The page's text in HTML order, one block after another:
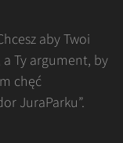
aby Twoi
Ty argument, by
chęć
JuraParku”.